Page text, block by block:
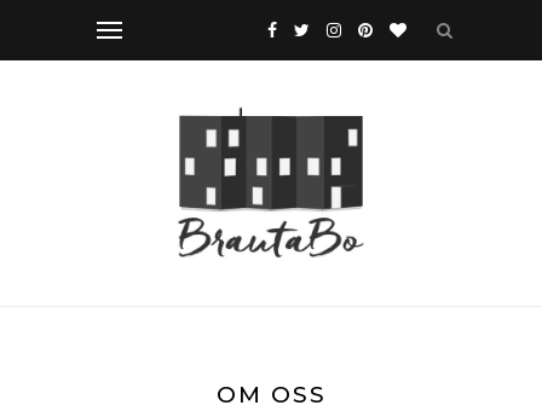
OM OSS